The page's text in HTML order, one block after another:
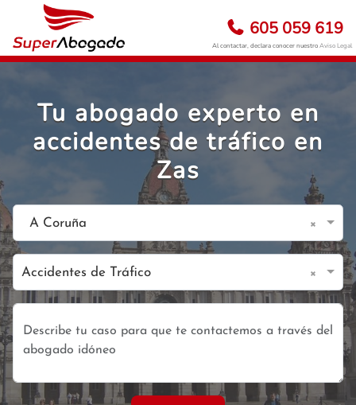
605 059 619
Al contactar, declara conocer nuestroAviso Legal
Tu abogado experto en
accidentes de tráfico en
Zas
A Coruña ×
Accidentes de Tráfico ×